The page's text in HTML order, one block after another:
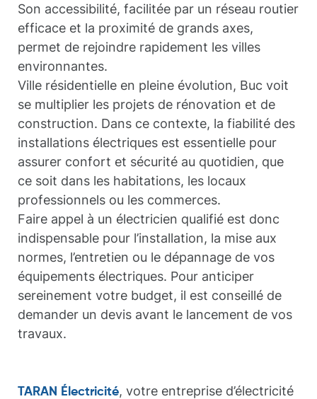
Son accessibilité, facilitée par un réseau routier
efficace et la proximité de grands axes,
permet de rejoindre rapidement les villes
environnantes.
Ville résidentielle en pleine évolution, Buc voit
se multiplier les projets de rénovation et de
construction. Dans ce contexte, la fiabilité des
installations électriques est essentielle pour
assurer confort et sécurité au quotidien, que
ce soit dans les habitations, les locaux
professionnels ou les commerces.
Faire appel à un électricien qualifié est donc
indispensable pour l’installation, la mise aux
normes, l’entretien ou le dépannage de vos
équipements électriques. Pour anticiper
sereinement votre budget, il est conseillé de
demander un devis avant le lancement de vos
travaux.
TARAN Électricité, votre entreprise d’électricité